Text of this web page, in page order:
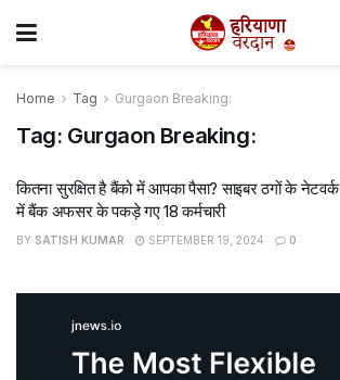
Home Tag Gurgaon Breaking:
Tag: Gurgaon Breaking:
कितना सुरक्षित है बैंको में आपका पैसा? साइबर ठगों के नेटवर्क
में बैंक अफसर के पकड़े गए 18 कर्मचारी
BY SATISH KUMAR SEPTEMBER 19, 2024 0